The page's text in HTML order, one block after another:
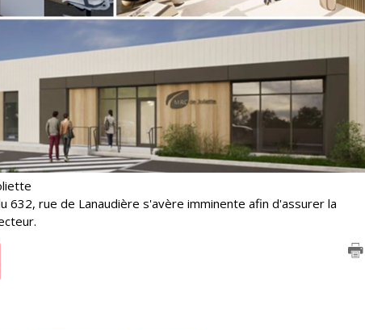
632, rue de Lanaudière s'avère imminente afin d'assurer la